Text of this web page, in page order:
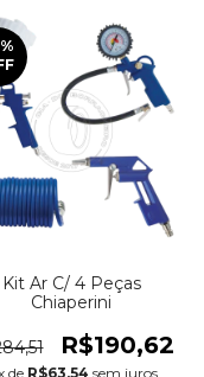
%
Kit Ar C/ 4 Peças
Chiaperini
R$190,62
de R$63,54 sem juros